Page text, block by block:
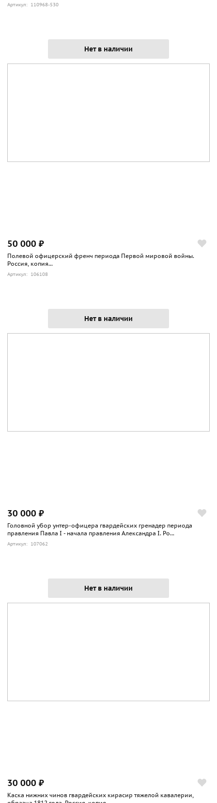
Артикул: 110968-530
Нет в наличии
50 000 ₽
Полевой офицерский френч периода Первой мировой войны.
Россия, копия...
Артикул: 106108
Нет в наличии
30 000 ₽
Головной убор унтер-офицера гвардейских гренадер периода
правления Павла I - начала правления Александра I. Ро...
Артикул: 107062
Нет в наличии
30 000 ₽
Каска нижних чинов гвардейских кирасир тяжелой кавалерии,